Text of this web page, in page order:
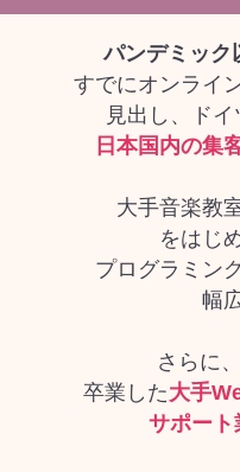
パンデミック
すでにオンライ
見出し、ド
日本国内の集
大手音楽教
をはじ
プログラミン
幅
さらに
卒業した大手
サポート